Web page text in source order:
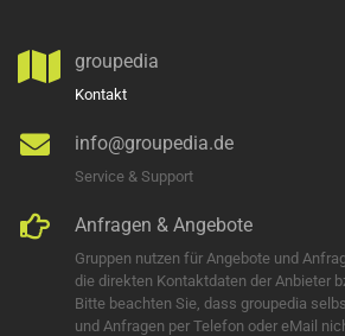
groupedia
Kontakt
info@groupedia.de
Service & Support
Anfragen & Angebote
Gruppen nutzen für Angebote und
die direkten Kontaktdaten der Anbieter
Bitte beachten Sie, dass groupedia
und Anfragen per Telefon oder eMail